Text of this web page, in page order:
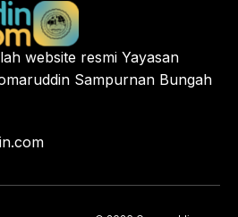
website resmi Yayasan
Sampurnan Bungah